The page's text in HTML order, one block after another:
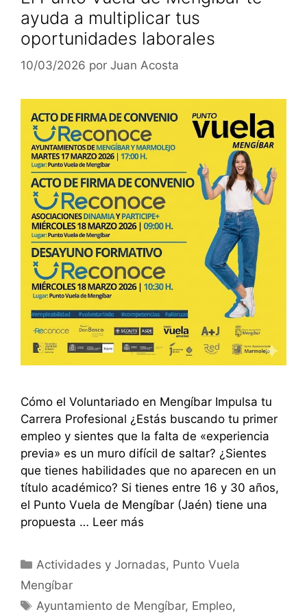
ayuda a multiplicar tus
oportunidades laborales
10/03/2026 por Juan Acosta
Cómo el Voluntariado en Mengíbar Impulsa tu
Carrera Profesional ¿Estás buscando tu primer
empleo y sientes que la falta de «experiencia
previa» es un muro difícil de saltar? ¿Sientes
que tienes habilidades que no aparecen en un
título académico? Si tienes entre 16 y 30 años,
el Punto Vuela de Mengíbar (Jaén) tiene una
propuesta … Leer más
Categorías
Actividades y Jornadas, Punto Vuela
Mengíbar
Etiquetas
Ayuntamiento de Mengíbar, Empleo,